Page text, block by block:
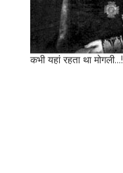
कभी यहां रहता था मोगली...!